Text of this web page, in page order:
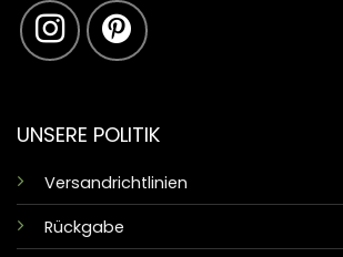
UNSERE POLITIK
Versandrichtlinien
Rückgabe